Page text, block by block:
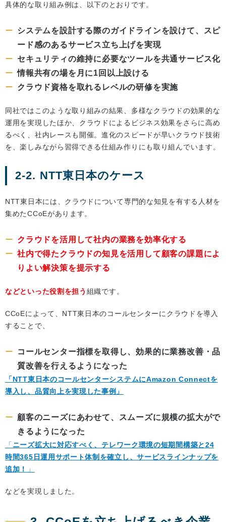
具体的な取り組み例は、以下のとおりです。
システムを設計する際のガイドラインを設けて、スピ
ード感のあるサービス立ち上げを実現
セキュリティの維持に必要なツールを共通サービス化
情報共有の場を月に1回以上設ける
クラウド資格を取れるレベルの研修を実施
同社ではこのような取り組みの結果、多様なクラウドの効果的な
運用を実現したほか、クラウドによるビジネス効果をさらに高め
るべく、社内レースも開催。進化のスピードが早いクラウド技術
を、楽しみながら習得できる仕組み作りにも取り組んでいます。
2-2. NTT東日本のケース
NTT東日本には、クラウドについて専門的な知見を有する人材を
集めたCCoEがあります。
クラウドを活用して社内の業務を効率化する
社内で得たクラウドの知見を活用して顧客の課題によ
りよい解決策を提示する
などといった役割を担う 組織です。
CCoEによって、NTT東日本のコールセンターにクラウドを導入
することで、
コールセンター指標を取得し、効果的に業務改善・品
質改善を行えるようになった
「NTT東日本のコールセンターシステムにAmazon Connectを
導入し、品質向上を実現した事例」
顧客のニーズにあわせて、スムーズに規模の拡大がで
きるようになった
「 ニーズ拡大に対応すべく、テレワーク環境の短期間構築と24
時間365日運用サポート体制を確立し、サービスラインナップを
追加！
」
などを実現しました。